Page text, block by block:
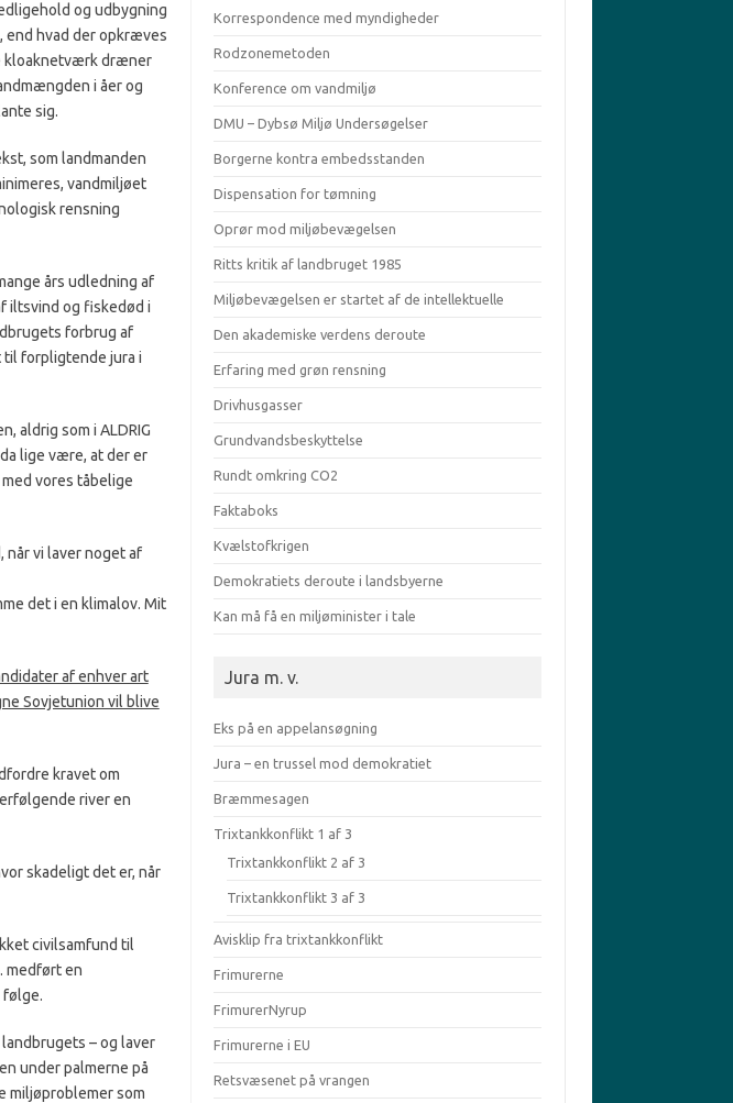
og udbygning
end hvad der opkræves
kloaknetværk dræner
i åer og
sig.
som landmanden
vandmiljøet
rensning
års udledning af
iltsvind og fiskedød i
forbrug af
forpligtende jura i
aldrig som i ALDRIG
lige være, at der er
vores tåbelige
når vi laver noget af
det i en klimalov. Mit
af enhver art
Sovjetunion vil blive
kravet om
river en
skadeligt det er, når
civilsamfund til
medført en
– og laver
under palmerne på
miljøproblemer som
Korrespondence med myndigheder
Rodzonemetoden
Konference om vandmiljø
DMU – Dybsø Miljø Undersøgelser
Borgerne kontra embedsstanden
Dispensation for tømning
Oprør mod miljøbevægelsen
Ritts kritik af landbruget 1985
Miljøbevægelsen er startet af de intellektuelle
Den akademiske verdens deroute
Erfaring med grøn rensning
Drivhusgasser
Grundvandsbeskyttelse
Rundt omkring CO2
Faktaboks
Kvælstofkrigen
Demokratiets deroute i landsbyerne
Kan må få en miljøminister i tale
Jura m. v.
Eks på en appelansøgning
Jura – en trussel mod demokratiet
Bræmmesagen
Trixtankkonflikt 1 af 3
Trixtankkonflikt 2 af 3
Trixtankkonflikt 3 af 3
Avisklip fra trixtankkonflikt
Frimurerne
FrimurerNyrup
Frimurerne i EU
Retsvæsenet på vrangen